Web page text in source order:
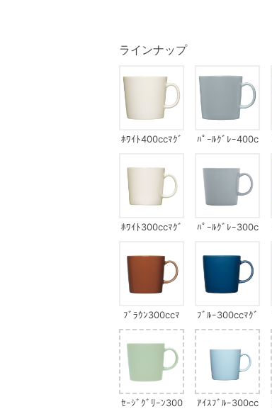
ラインナップ
ﾎﾜｲﾄ400ccﾏｸﾞ
ﾊﾟｰﾙｸﾞﾚｰ400c
ﾎﾜｲﾄ300ccﾏｸﾞ
ﾊﾟｰﾙｸﾞﾚｰ300c
ﾌﾞﾗｳﾝ300ccﾏ
ｸﾞ
ﾌﾞﾙｰ300ccﾏｸﾞ
ｾｰｼﾞｸﾞﾘｰﾝ300
ｱｲｽﾌﾞﾙｰ300cc